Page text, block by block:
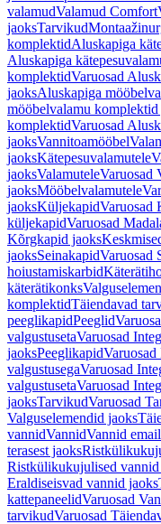
valamudValamud Comfort
jaoksTarvikud
komplektidAluskapiga
Aluskapiga
komplektidVaruosad
jaoksAluskapiga
mööbelvalamu komplektid
komplektidVaruosad
jaoksVannitoamööbel
jaoksKätepesuvalamutele
jaoksValamuteleVaruosad
jaoksMööbelvalamutele
jaoksKüljekapidVaruosad
küljekapidVaruosad
Kõrgkapid jaoks
jaoksSeinakapidVaruosad
hoiustamiskarbid
käterätikonks
komplektidTäiendavad
peeglikapidPeeglid
valgustusetaVaruosad
jaoksPeeglikapid
valgustusegaVaruosad
valgustusetaVaruosad
jaoksTarvikudVaruosad
Valguselemendid jaoks
vannidVannidVannid
terasest jaoks
Ristkülikukujulised vannid
Eraldiseisvad vannid jaoks
kattepaneelidVaruosad
tarvikudVaruosad